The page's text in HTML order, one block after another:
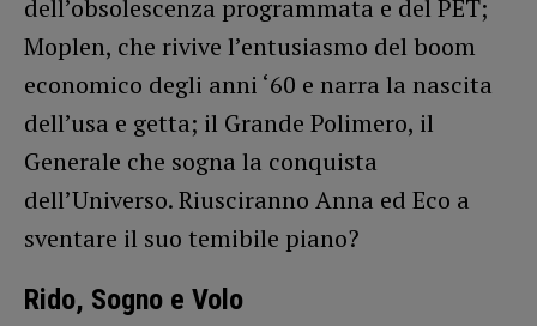
dell’obsolescenza programmata e del PET;
Moplen, che rivive l’entusiasmo del boom
economico degli anni ‘60 e narra la nascita
dell’usa e getta; il Grande Polimero, il
Generale che sogna la conquista
dell’Universo. Riusciranno Anna ed Eco a
sventare il suo temibile piano?
Rido, Sogno e Volo